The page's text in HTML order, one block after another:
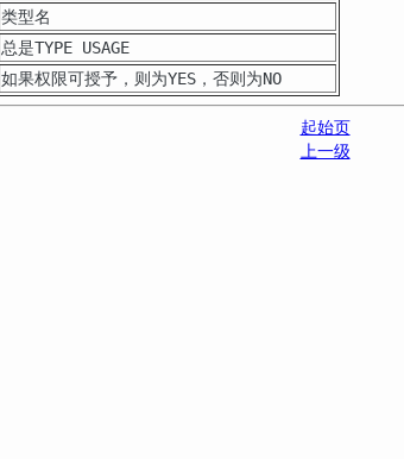
类型名
总是TYPE USAGE
如果权限可授予，则为YES ，否则为NO
起始页
上一级